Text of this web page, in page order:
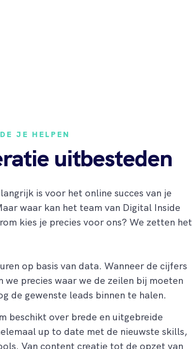
JE HELPEN
uitbesteden
is voor het online succes van je
waar kan het team van Digital Inside
kies je precies voor ons? We zetten het
op basis van data. Wanneer de cijfers
we precies waar we de zeilen bij moeten
de gewenste leads binnen te halen.
beschikt over brede en uitgebreide
up to date met de nieuwste skills,
Van content creatie tot de opzet van